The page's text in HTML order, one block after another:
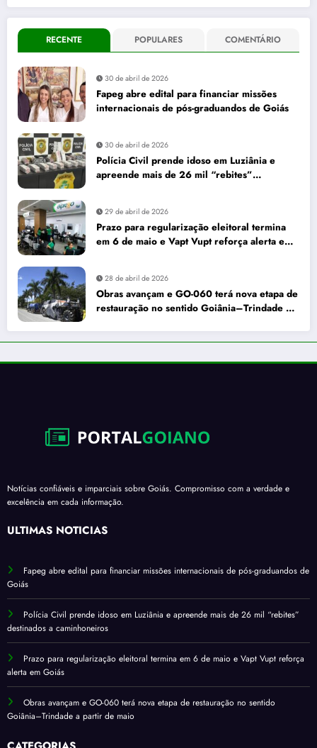
RECENTE POPULARES COMENTÁRIO
30 de abril de 2026
Fapeg abre edital para financiar missões
internacionais de pós-graduandos de Goiás
30 de abril de 2026
Polícia Civil prende idoso em Luziânia e
apreende mais de 26 mil “rebites”
29 de abril de 2026
Prazo para regularização eleitoral termina
em 6 de maio e Vapt Vupt reforça alerta em
28 de abril de 2026
Obras avançam e GO-060 terá nova etapa de
restauração no sentido Goiânia–Trindade a
Notícias confiáveis e imparciais sobre Goiás. Compromisso com a verdade e
excelência em cada informação.
ÚLTIMAS NOTÍCIAS
Fapeg abre edital para financiar missões internacionais de pós-graduandos de
Goiás
Polícia Civil prende idoso em Luziânia e apreende mais de 26 mil “rebites”
destinados a caminhoneiros
Prazo para regularização eleitoral termina em 6 de maio e Vapt Vupt reforça
alerta em Goiás
Obras avançam e GO-060 terá nova etapa de restauração no sentido
Goiânia–Trindade a partir de maio